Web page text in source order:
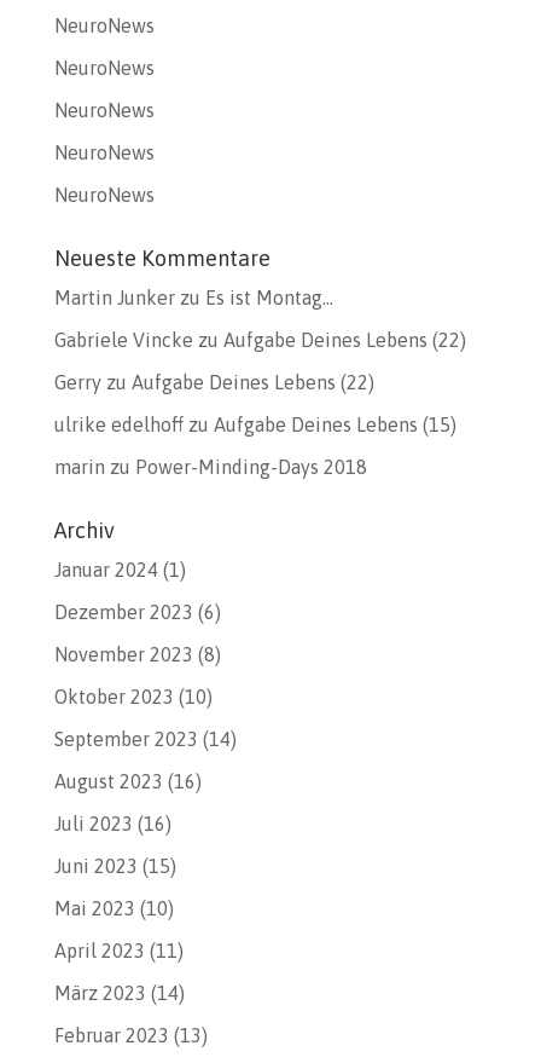
NeuroNews
NeuroNews
NeuroNews
NeuroNews
NeuroNews
Neueste Kommentare
Martin Junkerzu Es ist Montag…
Gabriele Vincke zu Aufgabe Deines Lebens (22)
Gerryzu Aufgabe Deines Lebens (22)
ulrike edelhoffzu Aufgabe Deines Lebens (15)
marin zu Power-Minding-Days 2018
Archiv
Januar 2024(1)
Dezember 2023 (6)
November 2023 (8)
Oktober 2023 (10)
September 2023 (14)
August 2023 (16)
Juli 2023 (16)
Juni 2023 (15)
Mai 2023 (10)
April 2023 (11)
März 2023 (14)
Februar 2023 (13)